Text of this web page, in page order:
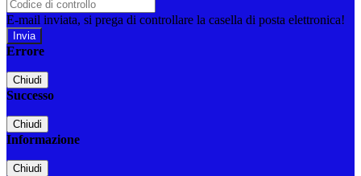
E-mail inviata, si prega di controllare la casella di posta elettronica!
Errore
Chiudi
Successo
Chiudi
Informazione
Chiudi